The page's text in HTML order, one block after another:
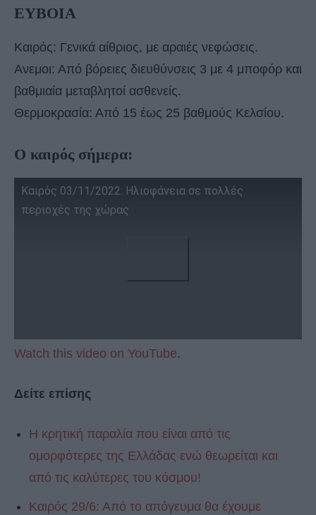
ΕΥΒΟΙΑ
Καιρός: Γενικά αίθριος, με αραιές νεφώσεις.
Ανεμοι: Από βόρειες διευθύνσεις 3 με 4 μποφόρ και
βαθμιαία μεταβλητοί ασθενείς.
Θερμοκρασία: Από 15 έως 25 βαθμούς Κελσίου.
Ο καιρός σήμερα:
Καιρός 03/11/2022: Ηλιοφάνεια σε πολλές
περιοχές της χώρας
Watch this video on YouTube.
Δείτε επίσης
Η κρητική παραλία που είναι από τις
ομορφότερες της Ελλάδας ενώ θεωρείται και
από τις καλύτερες του κόσμου!
Καιρός 29/6: Από το απόγευμα θα έχουμε